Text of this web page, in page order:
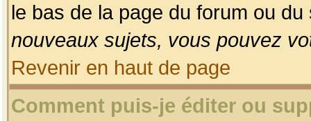
le bas de la page du forum ou
nouveaux sujets, vous pouvez
Revenir en haut de page
Comment puis-je éditer ou